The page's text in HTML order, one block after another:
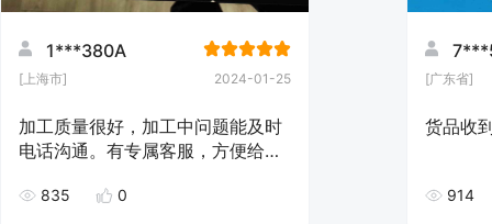
1***380A
[上海市] 2024-01-25
加工质量很好，加工中问题能及时
电话沟通。有专属客服，方便给
835 0
[广东省]
货品收
914